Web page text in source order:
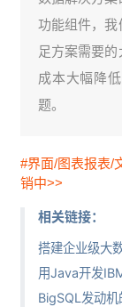
功能组件，
足方案需要
成本大幅降
题。
#界面/图表报表/
销中>>
相关链接：
搭建企业级大
用Java开发
BigSQL发动